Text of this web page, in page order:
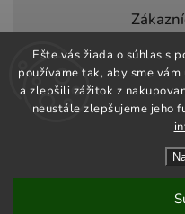
Ešte vás žiada o súhlas s
používame tak, aby sme
a zlepšili zážitok z
neustále zlepšujeme jeho